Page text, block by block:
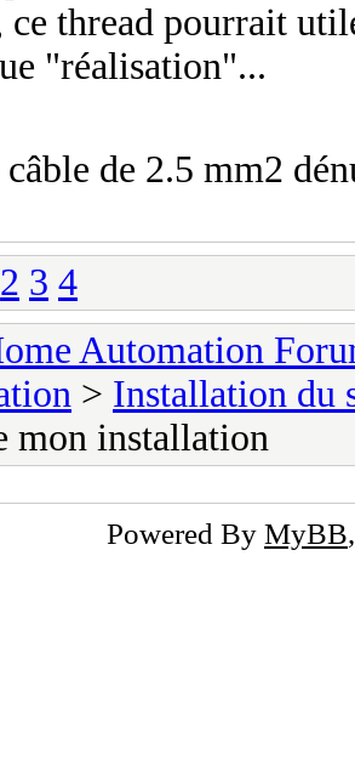
ce thread pourrait
"réalisation"...
de 2.5 mm2
2 3 4
Automation
> Installation du
mon installation
Powered By MyBB